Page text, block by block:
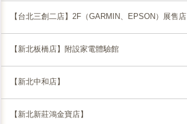
【台北三創二店】2F（GARMIN、EPSON）展售店
【新北板橋店】附設家電體驗館
【新北中和店】
【新北新莊鴻金寶店】